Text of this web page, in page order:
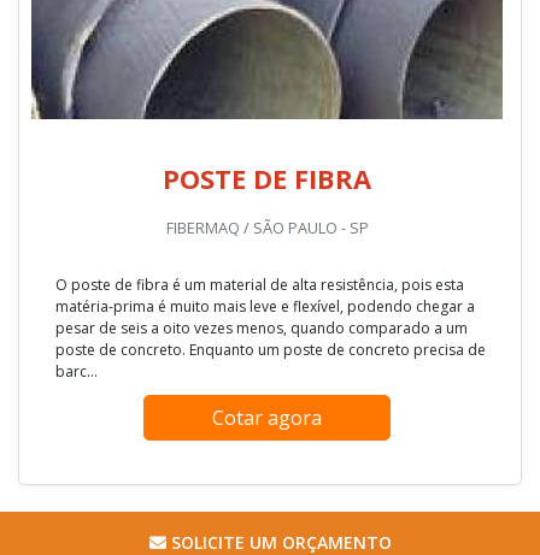
POSTE DE FIBRA
FIBERMAQ / SÃO PAULO - SP
O poste de fibra é um material de alta resistência, pois esta
matéria-prima é muito mais leve e flexível, podendo chegar a
pesar de seis a oito vezes menos, quando comparado a um
poste de concreto. Enquanto um poste de concreto precisa de
barc...
Cotar agora
SOLICITE UM ORÇAMENTO